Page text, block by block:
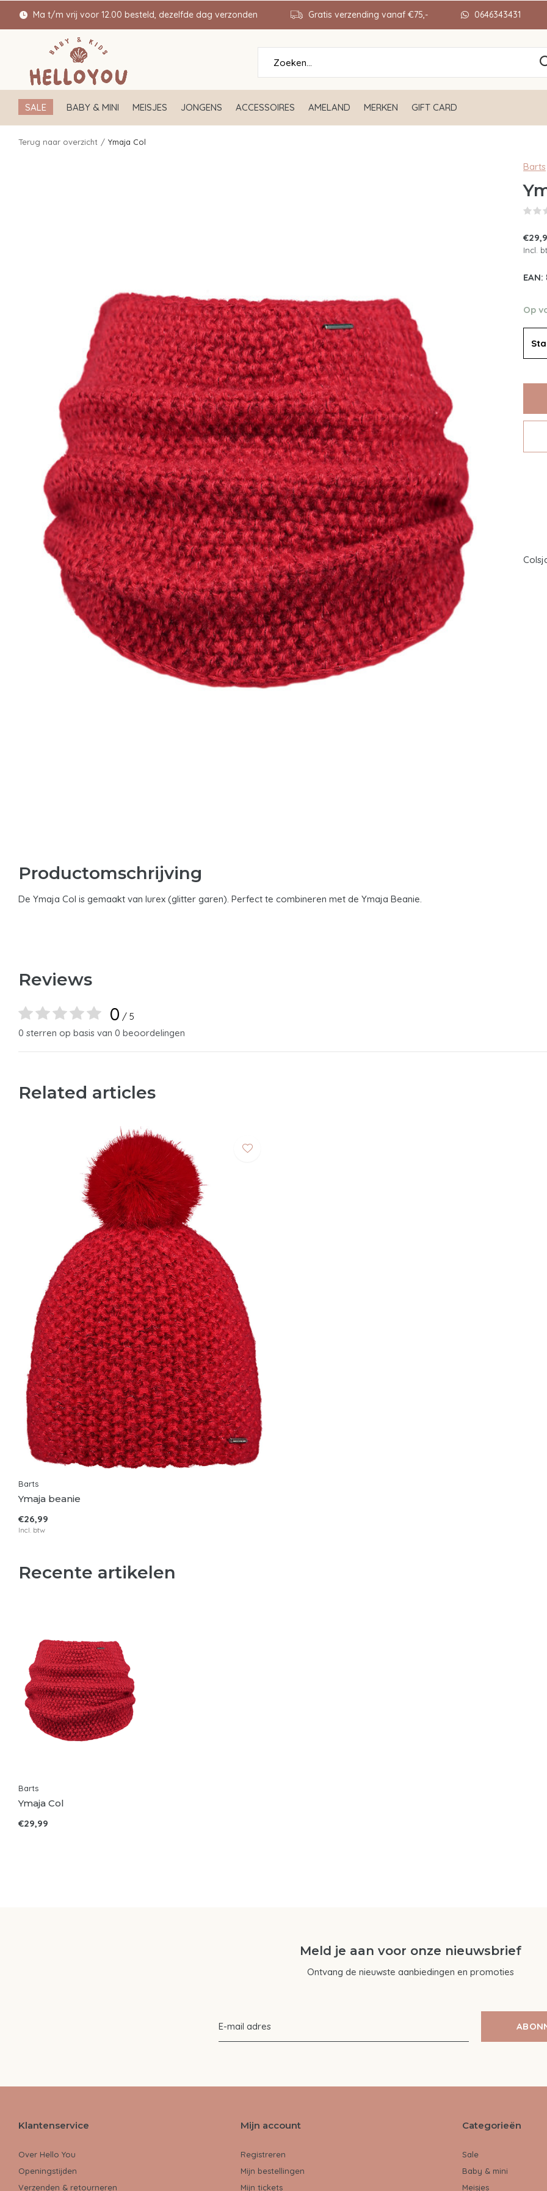
SALE BABY & MINI MEISJES JONGENS ACCESSOIRES AMELAND MERKEN GIFT CARD
Ma t/m vrij voor 12.00 besteld, dezelfde dag verzonden Gratis verzending vanaf €75,- 0646343431
Terug naar overzicht Ymaja Col
Barts
Incl.
EAN:
Op
Productomschrijving
De Ymaja Col is gemaakt van lurex (glitter garen). Perfect te combineren met de Ymaja Beanie.
Reviews
0 / 5
0 sterren op basis van 0 beoordelingen
Related articles
Barts
Ymaja beanie
€26,99
Incl. btw
Recente artikelen
Barts
Ymaja Col
€29,99
Meld je aan voor onze nieuwsbrief
Ontvang de nieuwste aanbiedingen en promoties
Klantenservice
Over Hello You
Openingstijden
Verzenden & retourneren
Mijn account
Registreren
Mijn bestellingen
Mijn tickets
Categorieën
Sale
Baby & mini
Meisjes